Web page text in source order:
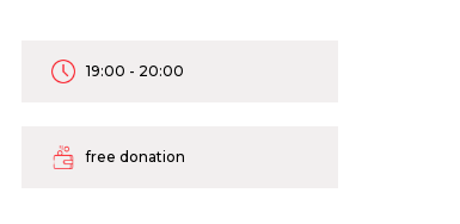
19:00 - 20:00
free donation